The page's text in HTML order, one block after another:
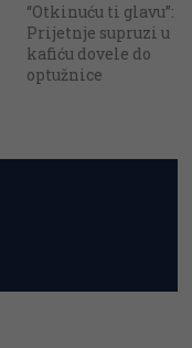
“Otkinuću ti glavu”:
Prijetnje supruzi u
kafiću dovele do
optužnice